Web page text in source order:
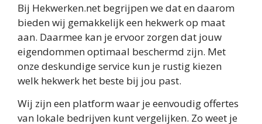
Bij Hekwerken.net begrijpen we dat en daarom
bieden wij gemakkelijk een hekwerk op maat
aan. Daarmee kan je ervoor zorgen dat jouw
eigendommen optimaal beschermd zijn. Met
onze deskundige service kun je rustig kiezen
welk hekwerk het beste bij jou past.
Wij zijn een platform waar je eenvoudig offertes
van lokale bedrijven kunt vergelijken. Zo weet je